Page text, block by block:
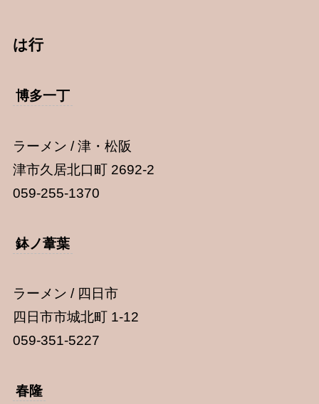
は行
博多一丁
ラーメン / 津・松阪
津市久居北口町 2692-2
059-255-1370
鉢ノ葦葉
ラーメン / 四日市
四日市市城北町 1-12
059-351-5227
春隆